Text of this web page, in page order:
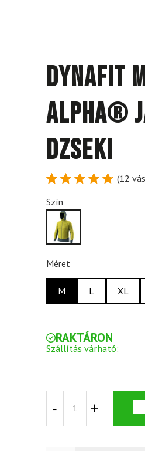
Alpha®
dzseki
4.83
5-ből,
értékelés
alapján
(12
Szín
Méret
M L XL
RAKTÁRON
Szállítás várható:
Mezzalama